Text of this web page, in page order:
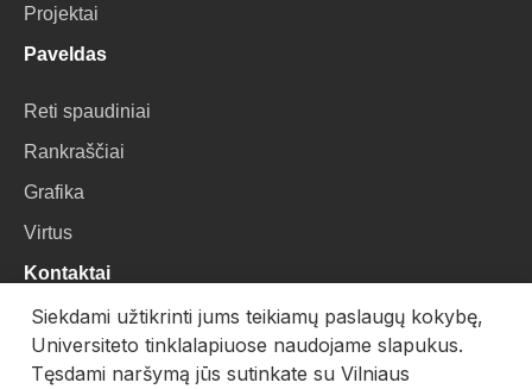
Projektai
Paveldas
Reti spaudiniai
Rankraščiai
Grafika
Virtus
Kontaktai
VU Biblioteka
Universiteto g. 3, LT-01122, Vilnius
Siekdami užtikrinti jums teikiamų paslaugų kokybę,
Universiteto tinklalapiuose naudojame slapukus.
Tęsdami naršymą jūs sutinkate su Vilniaus